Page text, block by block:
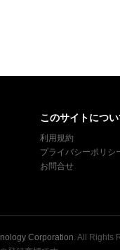
このサイトについ
利用規約
プライバシーポリシ
お問合せ
Corporation. All Rights